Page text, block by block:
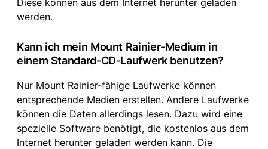
werden.
Kann ich mein Mount Rainier-Medium in
einem Standard-CD-Laufwerk benutzen?
Nur Mount Rainier-fähige Laufwerke können
entsprechende Medien erstellen. Andere Laufwerke
können die Daten allerdings lesen. Dazu wird eine
spezielle Software benötigt, die kostenlos aus dem
Internet herunter geladen werden kann. Die